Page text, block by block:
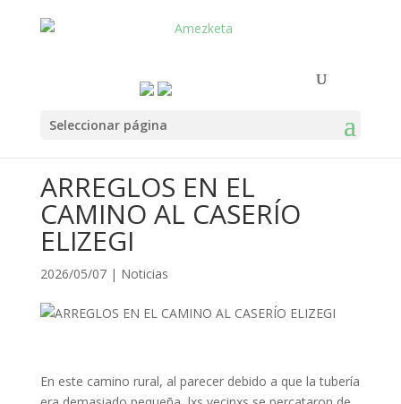
Seleccionar página
ARREGLOS EN EL
CAMINO AL CASERÍO
ELIZEGI
2026/05/07| Noticias
En este camino rural, al parecer debido a que la tubería